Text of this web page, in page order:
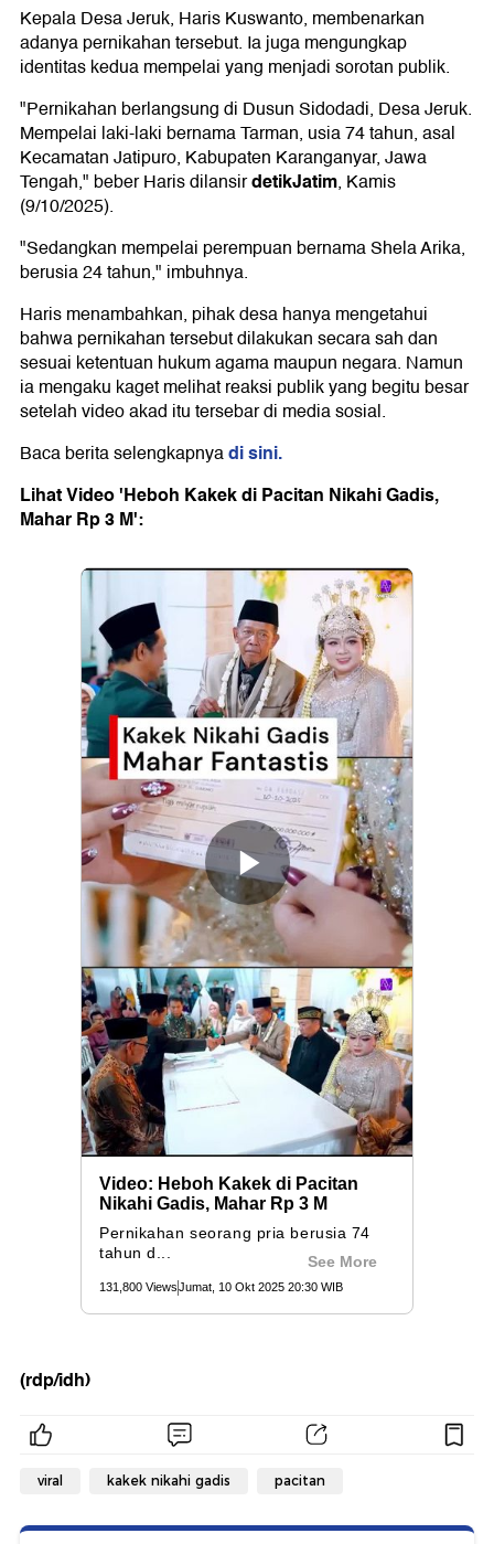
Kepala Desa Jeruk, Haris Kuswanto, membenarkan
adanya pernikahan tersebut. Ia juga mengungkap
identitas kedua mempelai yang menjadi sorotan publik.
"Pernikahan berlangsung di Dusun Sidodadi, Desa Jeruk.
Mempelai laki-laki bernama Tarman, usia 74 tahun, asal
Kecamatan Jatipuro, Kabupaten Karanganyar, Jawa
Tengah," beber Haris dilansirdetikJatim, Kamis
(9/10/2025).
"Sedangkan mempelai perempuan bernama Shela Arika,
berusia 24 tahun," imbuhnya.
Haris menambahkan, pihak desa hanya mengetahui
bahwa pernikahan tersebut dilakukan secara sah dan
sesuai ketentuan hukum agama maupun negara. Namun
ia mengaku kaget melihat reaksi publik yang begitu besar
setelah video akad itu tersebar di media sosial.
Baca berita selengkapnyadi sini.
Lihat Video 'Heboh Kakek di Pacitan Nikahi Gadis,
Mahar Rp 3 M':
(rdp/idh)
viral kakek nikahi gadis pacitan